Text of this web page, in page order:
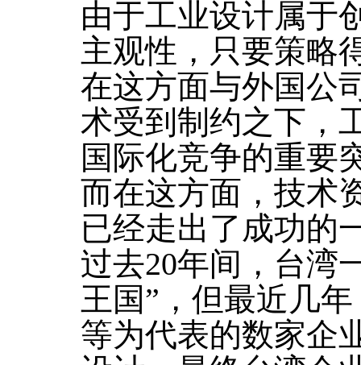
由于工业设计属于
主观性，只要策略
在这方面与外国
术受到制约之下，
国际化竞争的重要
而在这方面，技术
已经走出了成功的
过去20年间，台湾
王国”，但最近几
等为代表的数家企